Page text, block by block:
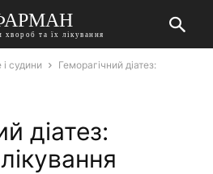
та їх лікування
судини
Геморагічний діатез:
діатез: